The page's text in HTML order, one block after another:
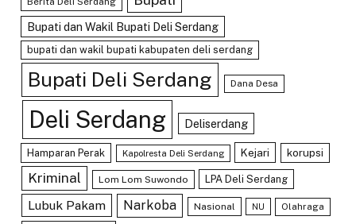
Bupati dan Wakil Bupati Deli Serdang
bupati dan wakil bupati kabupaten deli serdang
Bupati Deli Serdang Dana Desa
Deli Serdang Deliserdang
Hamparan Perak Kapolresta Deli Serdang Kejari korupsi
Kriminal Lom Lom Suwondo LPA Deli Serdang
Lubuk Pakam Narkoba Nasional NU Olahraga